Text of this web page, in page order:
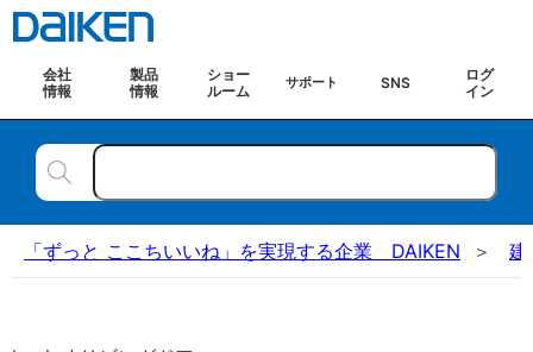
会社
情報
製品
情報
ショー
ルーム
サポート SNS
ログ
イン
「ずっと ここちいいね」を実現する企業 DAIKEN 建